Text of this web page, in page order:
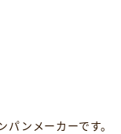
ンメーカーです。